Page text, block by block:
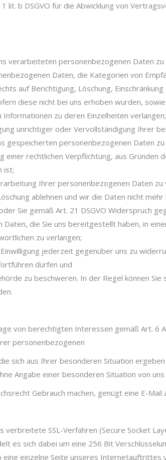
lit. b DSGVO für die Abwicklung von
verarbeiteten personenbezogenen Daten
Daten, die Kategorien von
auf Berichtigung, Löschung,
diese nicht bei uns erhoben wurden,
zu deren Einzelheiten verlangen;
unrichtiger oder Vervollständigung Ihrer
gespeicherten personenbezogenen Daten
einer rechtlichen Verpflichtung, aus
ist;
Ihrer personenbezogenen Daten
ablehnen und wir die Daten nicht
Sie gemäß Art. 21 DSGVO Widerspruch
die Sie uns bereitgestellt haben, in
zu verlangen;
jederzeit gegenüber uns zu
dürfen und
zu beschweren. In der Regel können
von berechtigten Interessen gemäß Art. 6
personenbezogenen
sich aus Ihrer besonderen Situation
Angabe einer besonderen Situation von
Gebrauch machen, genügt eine E-Mail
SSL-Verfahren (Secure Socket
es sich dabei um eine 256 Bit
einzelne Seite unseres